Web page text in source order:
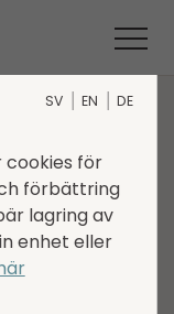
i Tyskland 1852
till en
tillverkning av
SV EN DE
cookies för
förbättring
lagring av
enhet eller